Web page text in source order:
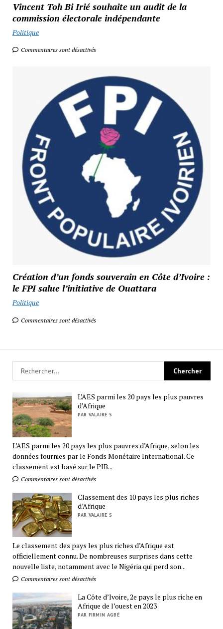
Vincent Toh Bi Irié souhaite un audit de la
commission électorale indépendante
Politique
Commentaires sont désactivés
Création d’un fonds souverain en Côte d’Ivoire :
le FPI salue l’initiative de Ouattara
Politique
Commentaires sont désactivés
L’AES parmi les 20 pays les plus pauvres
d’Afrique
PAR VALAIRE S
L’AES parmi les 20 pays les plus pauvres d’Afrique, selon les
données fournies par le Fonds Monétaire International. Ce
classement est basé sur le PIB...
Commentaires sont désactivés
Classement des 10 pays les plus riches
d’Afrique
PAR VALAIRE S
Le classement des pays les plus riches d’Afrique est
officiellement connu. De nombreuses surprises dans cette
nouvelle liste, notamment avec le Nigéria qui perd son...
Commentaires sont désactivés
La Côte d’Ivoire, 2e pays le plus riche en
Afrique de l’ouest en 2023
PAR FIRMIN AGBÉ